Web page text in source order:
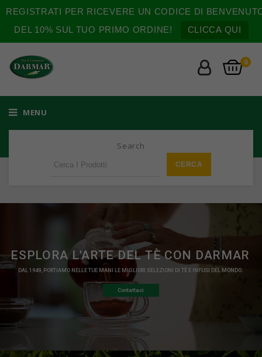
REGISTRATI PER RICEVERE UN CODICE DI
DEL 10% SUL TUO PRIMO ORDINE!
CLICCA QUI
0
MENU
Search
ESPLORA L'ARTE DEL TÈ CON DARMAR
DAL 1949, PORTIAMO NELLE TUE MANI LE MIGLIORI SELEZIONI DI TÈ E INFUSI DEL MONDO.
Contattaci